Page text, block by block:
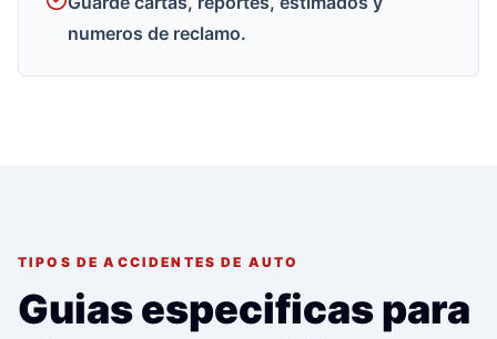
numeros de reclamo.
TIPOS DE ACCIDENTES DE AUTO
Guias especificas para